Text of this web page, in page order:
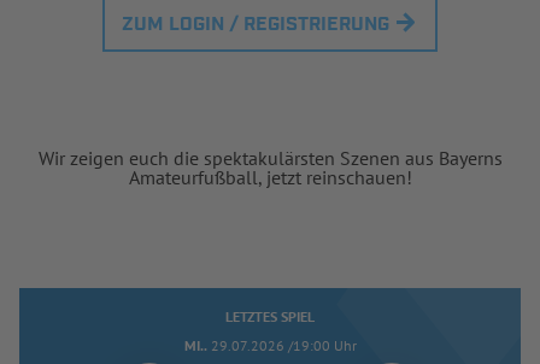
ZUM LOGIN / REGISTRIERUNG
Wir zeigen euch die spektakulärsten Szenen aus Bayerns
Amateurfußball, jetzt reinschauen!
LETZTES SPIEL
MI.. 29.07.2026 /19:00 Uhr